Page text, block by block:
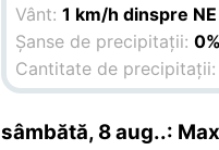
Vânt:1 km/h dinspre NE
Șanse de precipitații:0%
Cantitate de
sâmbătă, 8 aug..: